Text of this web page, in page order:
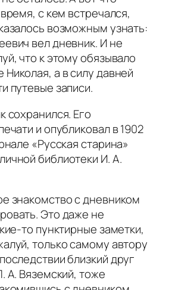
с кем встречался,
возможным узнать:
вел дневник. И не
что к этому обязывало
а в силу давней
путевые записи.
сохранился. Его
и опубликовал в 1902
«Русская старина»
библиотеки И. А.
знакомство с дневником
Это даже не
то пунктирные заметки,
только самому автору
близкий друг
А. Вяземский, тоже